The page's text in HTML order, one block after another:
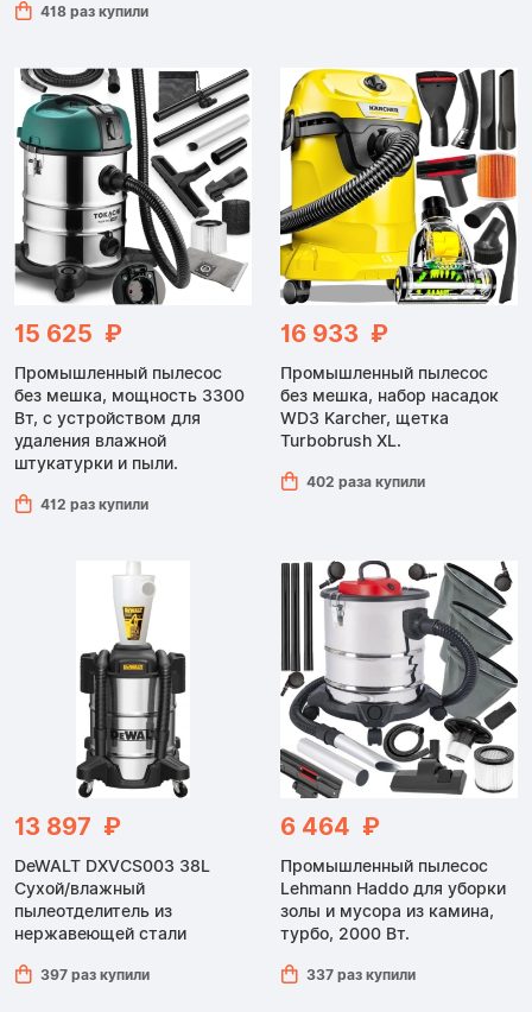
418 раз купили
15 625 ₽
Промышленный пылесос
без мешка, мощность 3300
Вт, с устройством для
удаления влажной
штукатурки и пыли.
412 раз купили
16 933 ₽
Промышленный пылесос
без мешка, набор насадок
WD3 Karcher, щетка
Turbobrush XL.
402 раза купили
13 897 ₽
DeWALT DXVCS003 38L
Сухой/влажный
пылеотделитель из
нержавеющей стали
397 раз купили
6 464 ₽
Промышленный пылесос
Lehmann Haddo для уборки
золы и мусора из камина,
турбо, 2000 Вт.
337 раз купили